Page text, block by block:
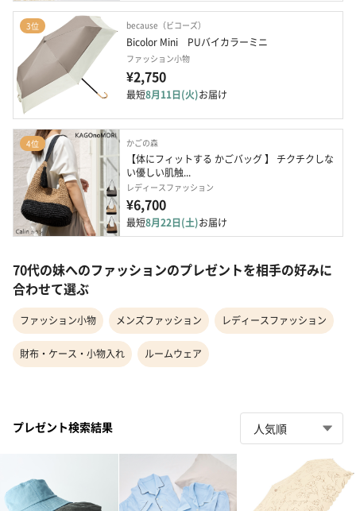
3位 because（ビコーズ）
Bicolor Mini　PUバイカラーミニ
ファッション小物
¥2,750
最短8月11日(火)お届け
4位 かごの森
【体にフィットする かごバッグ 】 チクチクしな
い優しい肌触...
レディースファッション
¥6,700
最短8月22日(土)お届け
70代の妹へのファッションのプレゼントを相手の好みに
合わせて選ぶ
ファッション小物 メンズファッション レディースファッション
財布・ケース・小物入れ ルームウェア
プレゼント検索結果